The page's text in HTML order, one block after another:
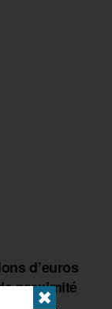
d’euros
proximité
✖